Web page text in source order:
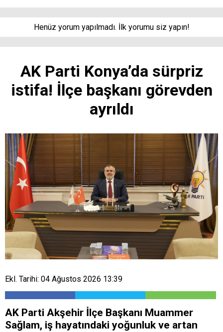
Henüz yorum yapılmadı. İlk yorumu siz yapın!
AK Parti Konya’da sürpriz
istifa! İlçe başkanı görevden
ayrıldı
Ekl. Tarihi: 04 Ağustos 2026 13:39
AK Parti Akşehir İlçe Başkanı Muammer
Sağlam, iş hayatındaki yoğunluk ve artan